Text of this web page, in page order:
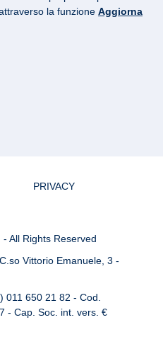
la funzione Aggiorna
PRIVACY
All Rights Reserved
Vittorio Emanuele, 3 -
011 650 21 82 - Cod.
- Cap. Soc. int. vers. €